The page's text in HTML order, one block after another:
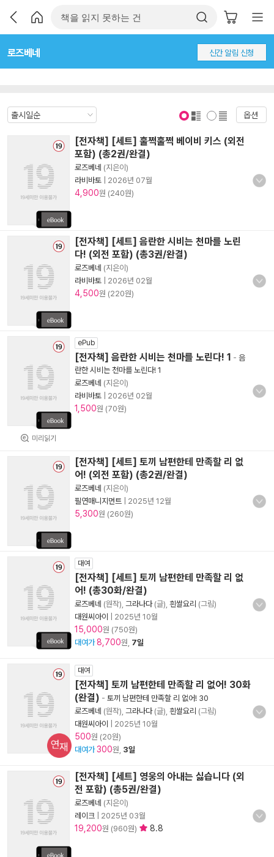
로즈베네 신간 알림 신청
옵션
[전자책] [세트] 훌쩍훌쩍 베이비 키스 (외전
포함) (총2권/완결)
로즈베네 (지은이)
라비바토
2026년 07월
4,900원 (240원)
[전자책] [세트] 음란한 시비는 천마를 노린
다! (외전 포함) (총3권/완결)
로즈베네 (지은이)
라비바토
2026년 02월
4,500원 (220원)
미리읽기
ePub
[전자책] 음란한 시비는 천마를 노린다! 1 - 음
란한 시비는 천마를 노린다! 1
로즈베네 (지은이)
라비바토
2026년 02월
1,500원 (70원)
[전자책] [세트] 토끼 남편한테 만족할 리 없
어! (외전 포함) (총2권/완결)
로즈베네 (지은이)
필연매니지먼트
2025년 12월
5,300원 (260원)
대여
[전자책] [세트] 토끼 남편한테 만족할 리 없
어! (총30화/완결)
로즈베네 (원작), 그라나다(글), 흰쌀요리 (그림)
대원씨아이
2025년 10월
15,000원 (750원)
대여가 8,700원, 7일
대여
[전자책] 토끼 남편한테 만족할 리 없어! 30화
(완결) - 토끼 남편한테 만족할 리 없어! 30
로즈베네 (원작), 그라나다(글), 흰쌀요리 (그림)
대원씨아이
2025년 10월
500원 (20원)
대여가 300원, 3일
[전자책] [세트] 영웅의 아내는 싫습니다 (외
전 포함) (총5권/완결)
로즈베네 (지은이)
레이크
2025년 03월
19,200원 (960원) 8.8